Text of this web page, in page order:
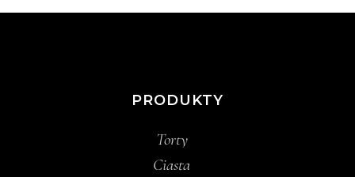
PRODUKTY
Torty
Ciasta